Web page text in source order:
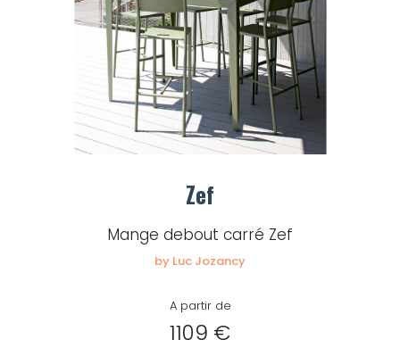
Zef
Mange debout carré Zef
by Luc Jozancy
A partir de
1109 €